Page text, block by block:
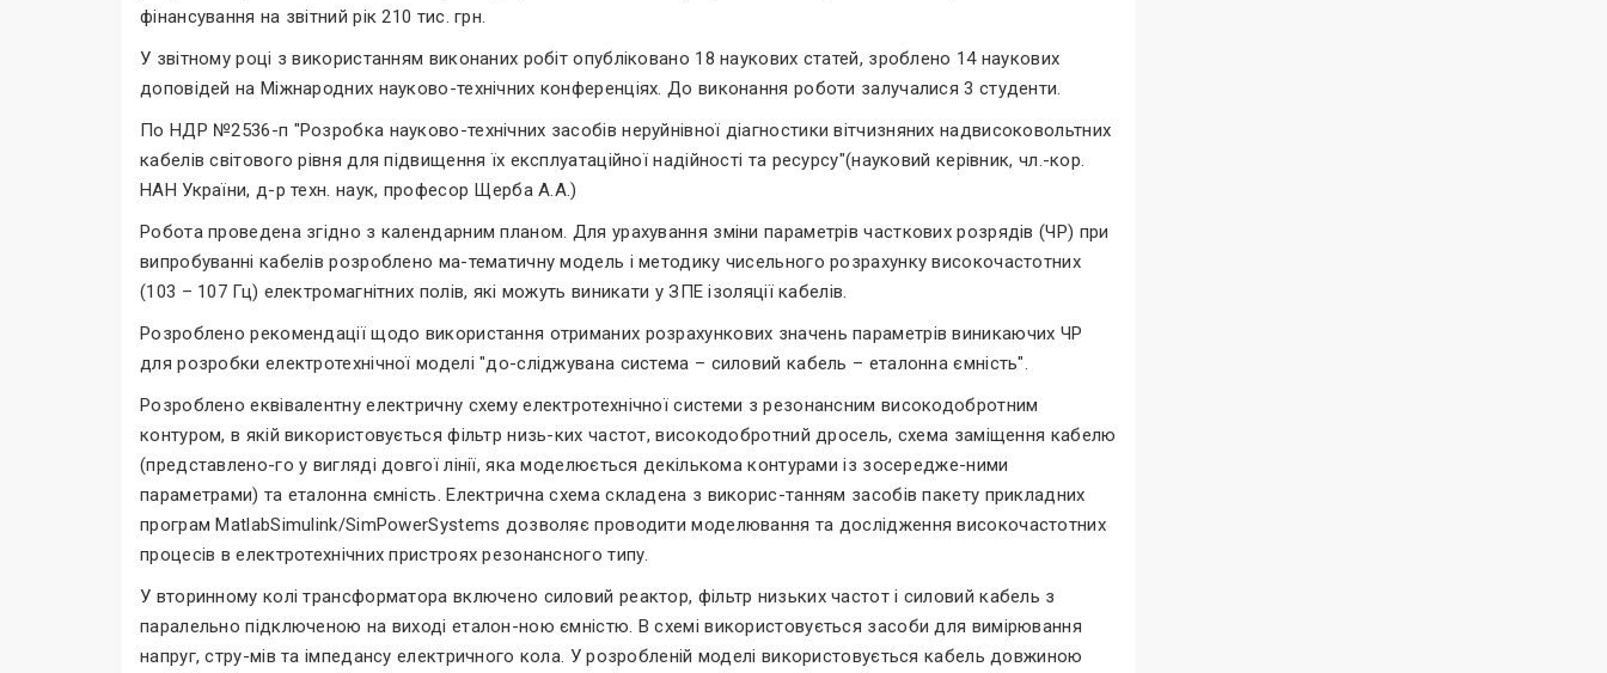
фінансування на звітний рік 210 тис. грн.
У звітному році з використанням виконаних робіт опубліковано 18 наукових статей, зроблено 14 наукових
доповідей на Міжнародних науково-технічних конференціях. До виконання роботи залучалися 3 студенти.
По НДР №2536-п "Розробка науково-технічних засобів неруйнівної діагностики вітчизняних надвисоковольтних
кабелів світового рівня для підвищення їх експлуатаційної надійності та ресурсу"(науковий керівник, чл.-кор.
НАН України, д-р техн. наук, професор Щерба А.А.)
Робота проведена згідно з календарним планом. Для урахування зміни параметрів часткових розрядів (ЧР) при
випробуванні кабелів розроблено ма-тематичну модель і методику чисельного розрахунку високочастотних
(103 – 107 Гц) електромагнітних полів, які можуть виникати у ЗПЕ ізоляції кабелів.
Розроблено рекомендації щодо використання отриманих розрахункових значень параметрів виникаючих ЧР
для розробки електротехнічної моделі "до-сліджувана система – силовий кабель – еталонна ємність".
Розроблено еквівалентну електричну схему електротехнічної системи з резонансним високодобротним
контуром, в якій використовується фільтр низь-ких частот, високодобротний дросель, схема заміщення кабелю
(представлено-го у вигляді довгої лінії, яка моделюється декількома контурами із зосередже-ними
параметрами) та еталонна ємність. Електрична схема складена з викорис-танням засобів пакету прикладних
програм MatlabSimulink/SimPowerSystems дозволяє проводити моделювання та дослідження високочастотних
процесів в електротехнічних пристроях резонансного типу.
У вторинному колі трансформатора включено силовий реактор, фільтр низьких частот і силовий кабель з
паралельно підключеною на виході еталон-ною ємністю. В схемі використовується засоби для вимірювання
напруг, стру-мів та імпедансу електричного кола. У розробленій моделі використовується кабель довжиною